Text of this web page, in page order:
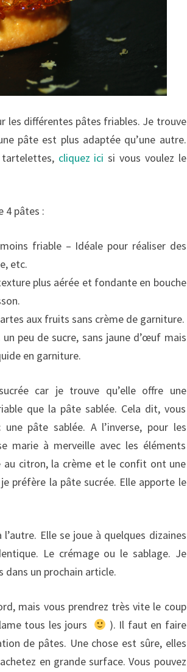
les différentes pâtes friables. Je trouve
pâte est plus adaptée qu’une autre.
tartelettes, cliquez icisi vous voulez le
4 pâtes :
friable – Idéale pour réaliser des
etc.
plus aérée et fondante en bouche
aux fruits sans crème de garniture.
peu de sucre, sans jaune d’œuf mais
en garniture.
car je trouve qu’elle offre une
que la pâte sablée. Cela dit, vous
pâte sablée. A l’inverse, pour les
marie à merveille avec les éléments
au citron, la crème et le confit ont une
préfère la pâte sucrée. Elle apporte le
Elle se joue à quelques dizaines
Le crémage ou le sablage. Je
dans un prochain article.
mais vous prendrez très vite le coup
tous les jours
). Il faut en faire
de pâtes. Une chose est sûre, elles
en grande surface. Vous pouvez